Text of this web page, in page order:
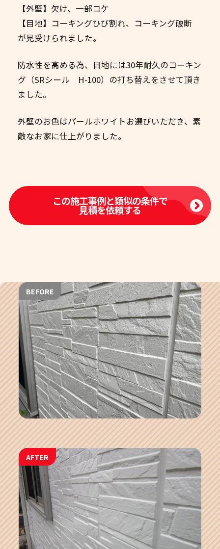
【外壁】欠け、一部コケ
【目地】コーキングひび割れ、コーキング破断
が見受けられました。
防水性を高める為、目地には30年耐久のコーキン
グ（SRシール H-100）の打ち替えをさせて頂き
ました。
外壁のお色はパールホワイトお選びいただき、素
敵なお家に仕上がりました。
この施工事例と類似の条件で
見積を依頼する
BEFORE
AFTER